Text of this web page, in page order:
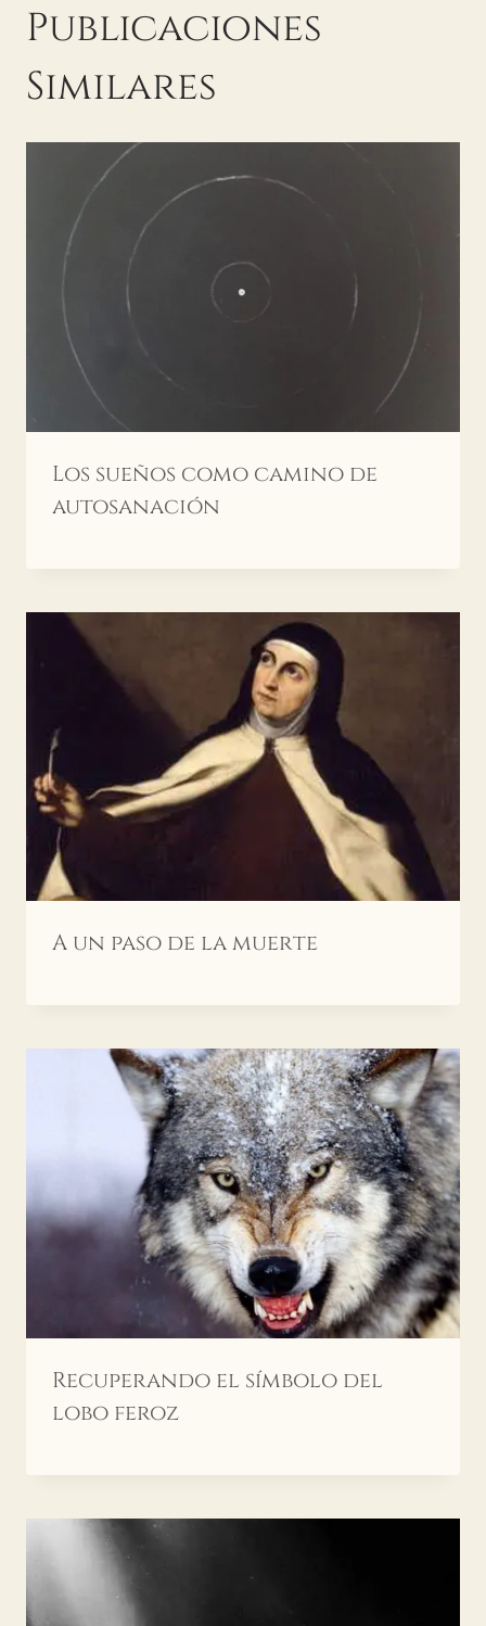
Publicaciones
Similares
Los sueños como camino de
autosanación
A un paso de la muerte
Recuperando el símbolo del
lobo feroz